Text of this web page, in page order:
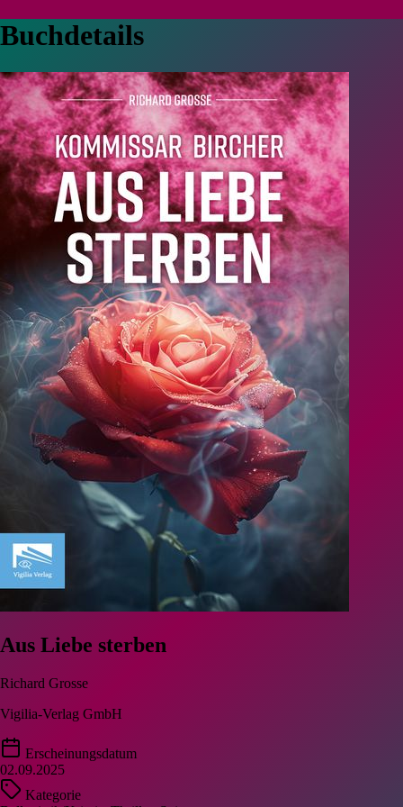
Buchdetails
Aus Liebe sterben
Richard Grosse
Vigilia-Verlag GmbH
Erscheinungsdatum
02.09.2025
Kategorie